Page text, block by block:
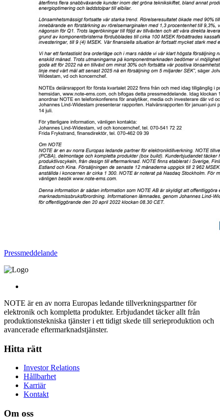
Pressmeddelande
NOTE är en av norra Europas ledande tillverkningspartner för
elektronik och kompletta produkter. Erbjudandet täcker allt från
produktionstekniska tjänster i ett tidigt skede till serieproduktion och
avancerade eftermarknadstjänster.
Hitta rätt
Investor Relations
Hållbarhet
Karriär
Kontakt
Om oss